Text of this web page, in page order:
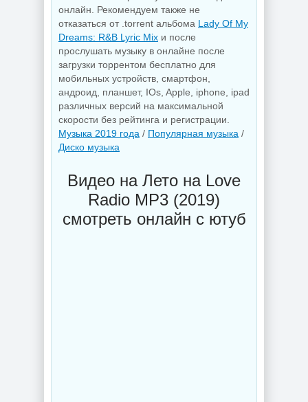
онлайн. Рекомендуем также не
отказаться от .torrent альбома Lady Of My
Dreams: R&B Lyric Mix и после
прослушать музыку в онлайне после
загрузки торрентом бесплатно для
мобильных устройств, смартфон,
андроид, планшет, IOs, Apple, iphone, ipad
различных версий на максимальной
скорости без рейтинга и регистрации.
Музыка 2019 года / Популярная музыка /
Диско музыка
Видео на Лето на Love
Radio MP3 (2019)
смотреть онлайн с ютуб